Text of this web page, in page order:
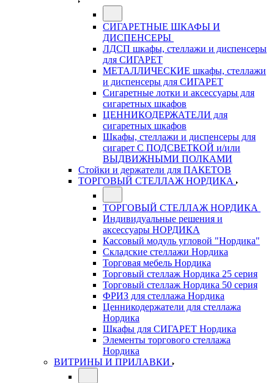
СИГАРЕТНЫЕ ШКАФЫ И
ДИСПЕНСЕРЫ
ЛДСП шкафы, стеллажи и диспенсеры
для СИГАРЕТ
МЕТАЛЛИЧЕСКИЕ шкафы, стеллажи
и диспенсеры для СИГАРЕТ
Сигаретные лотки и аксессуары для
сигаретных шкафов
ЦЕННИКОДЕРЖАТЕЛИ для
сигаретных шкафов
Шкафы, стеллажи и диспенсеры для
сигарет С ПОДСВЕТКОЙ и/или
ВЫДВИЖНЫМИ ПОЛКАМИ
Стойки и держатели для ПАКЕТОВ
ТОРГОВЫЙ СТЕЛЛАЖ НОРДИКА
ТОРГОВЫЙ СТЕЛЛАЖ НОРДИКА
Индивидуальные решения и
аксессуары НОРДИКА
Кассовый модуль угловой "Нордика"
Складские стеллажи Нордика
Торговая мебель Нордика
Торговый стеллаж Нордика 25 серия
Торговый стеллаж Нордика 50 серия
ФРИЗ для стеллажа Нордика
Ценникодержатели для стеллажа
Нордика
Шкафы для СИГАРЕТ Нордика
Элементы торгового стеллажа
Нордика
ВИТРИНЫ И ПРИЛАВКИ